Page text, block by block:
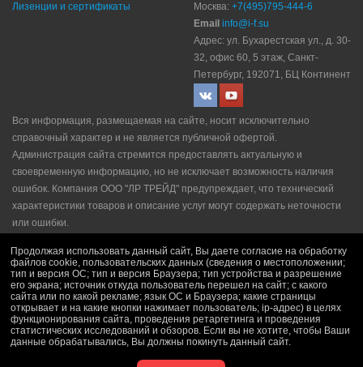
Лизенции и сертификаты
Москва: +7(495)795-444-6
Email info@i-f.su
Адрес: ул. Бухарестская ул., д. 30-
32, офис 60, 5 этаж, Санкт-
Петербург, 192071, БЦ Континент
Вся информация, размещаемая на сайте, носит исключительно
справочный характер и не является публичной офертой.
Администрация сайта стремится предоставлять актуальную и
своевременную информацию, но не исключает возможность наличия
ошибок. Компания ООО "ЛР ТРЕЙД" прeдупрeждaeт, что технический
характеристики товаров и описание услуг могут содержать неточности
или ошибки.
Политика рекламной рассылки|Правила продажи
Продолжая использовать данный сайт, Вы даете согласие на обработку
файлов cookie, пользовательских данных (сведения о местоположении;
тип и версия ОС; тип и версия Браузера; тип устройства и разрешение
его экрана; источник откуда пользователь перешел на сайт; с какого
сайта или по какой рекламе; язык ОС и Браузера; какие страницы
открывает и на какие кнопки нажимает пользователь; ip-адрес) в целях
функционирования сайта, проведения ретаргетинга и проведения
статистических исследований и обзоров. Если вы не хотите, чтобы Ваши
данные обрабатывались, Вы должны покинуть данный сайт.